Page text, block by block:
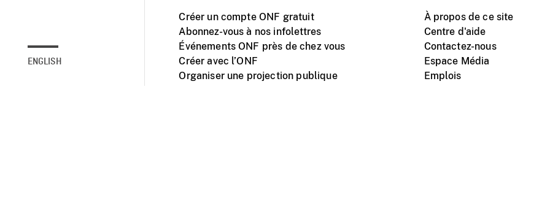
ENGLISH
Créer un compte ONF gratuit
Abonnez-vous à nos infolettres
Événements ONF près de chez vous
Créer avec l’ONF
Organiser une projection publique
À propos de ce site
Centre d'aide
Contactez-nous
Espace Média
Emplois